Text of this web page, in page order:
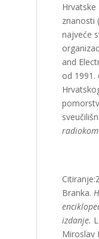
Hrvatske
znanosti
najveće
and
od 1991.
Branka.
izdanje.
Miroslav